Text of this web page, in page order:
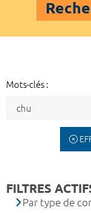
Mots-clés :
FILTRES
Par type de